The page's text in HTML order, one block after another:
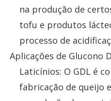
na produção de
tofu e produtos
processo de
Aplicações de Glucono
Laticínios: O GDL é
fabricação de queijo